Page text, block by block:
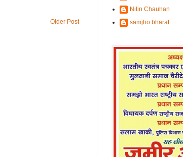
Older Post
Nitin Chauhan
samjho bharat